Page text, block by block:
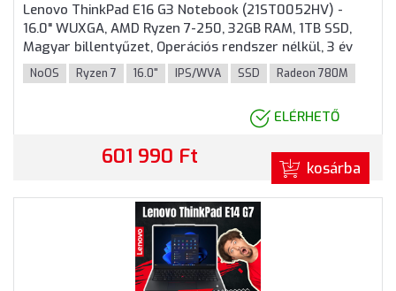
Lenovo ThinkPad E16 G3 Notebook (21ST0052HV) -
16.0" WUXGA, AMD Ryzen 7-250, 32GB RAM, 1TB SSD,
Magyar billentyűzet, Operációs rendszer nélkül, 3 év
garancia, Fekete színben
NoOS Ryzen 7 16.0" IPS/WVA SSD Radeon 780M
ELÉRHETŐ
601 990 Ft kosárba